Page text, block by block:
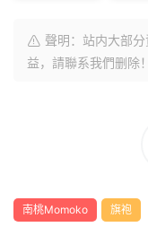
聲明：站内大部
益，請聯系我們删除！
南桃Momoko 旗袍